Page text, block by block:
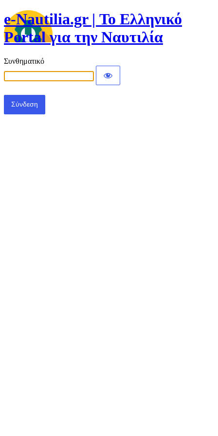
e-Nautilia.gr | Το Ελληνικό
Portal για την Ναυτιλία
Συνθηματικό